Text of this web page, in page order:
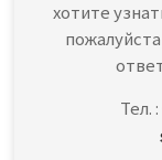
хотите
Тел. :